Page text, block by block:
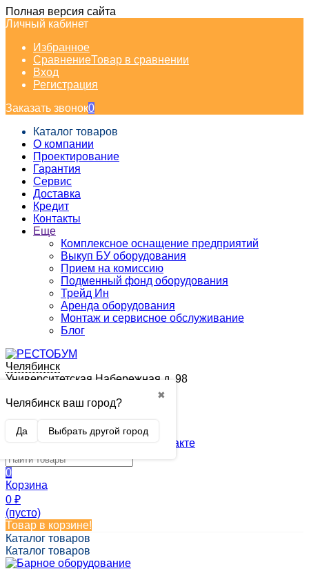
Полная версия сайта
Личный кабинет
Избранное
СравнениеТовар в сравнении
Вход
Регистрация
Заказать звонок0
Каталог товаров
О компании
Проектирование
Гарантия
Сервис
Доставка
Кредит
Контакты
Еще
Комплексное оснащение предприятий
Выкуп БУ оборудования
Прием на комиссию
Подменный фонд оборудования
Трейд Ин
Аренда оборудования
Монтаж и сервисное обслуживание
Блог
Челябинск
✖
Челябинск ваш город?
Да Выбрать другой город
Университетская Набережная,д. 98
restobum@restobum.ru
0
Корзина
0 ₽
(пусто)
Товар в корзине!
Каталог товаров
Каталог товаров